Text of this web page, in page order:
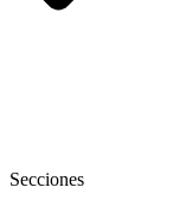
Secciones